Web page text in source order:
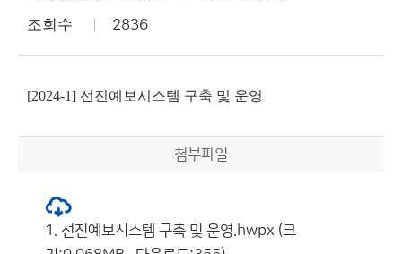
조회수 2836
[2024-1] 선진예보시스템 구축 및 운영
첨부파일
1. 선진예보시스템 구축 및 운영.hwpx (크